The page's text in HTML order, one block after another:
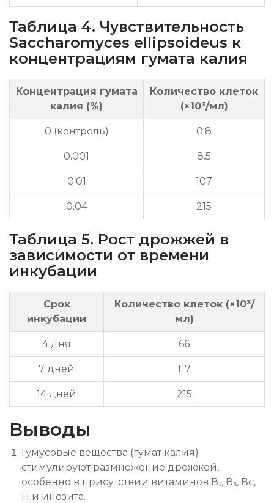
Таблица 4. Чувствительность
Saccharomyces ellipsoideus к
концентрациям гумата калия
Концентрация гумата
калия (%)
Количество клеток
(×10³/мл)
0 (контроль) 0.8
0.001 8.5
0.01 107
0.04 215
Таблица 5. Рост дрожжей в
зависимости от времени
инкубации
Срок
инкубации
Количество клеток (×10³/
мл)
4 дня 66
7 дней 117
14 дней 215
Выводы
Гумусовые вещества (гумат калия)
стимулируют размножение дрожжей,
особенно в присутствии витаминов В₁, В₆, Вс,
Н и инозита.